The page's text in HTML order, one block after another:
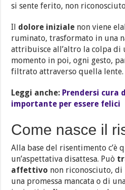
si sente ferito, non
Il dolore iniziale non viene
ruminato, trasformato in una
attribuisce all’altro la colpa di
momento in poi, ogni gesto,
filtrato attraverso quella lente.
Leggi anche: Prendersi cura
importante per essere felici
Come nasce il
Alla base del risentimento c’è
un’aspettativa disattesa. Può
affettivo non riconosciuto,
una promessa mancata o di